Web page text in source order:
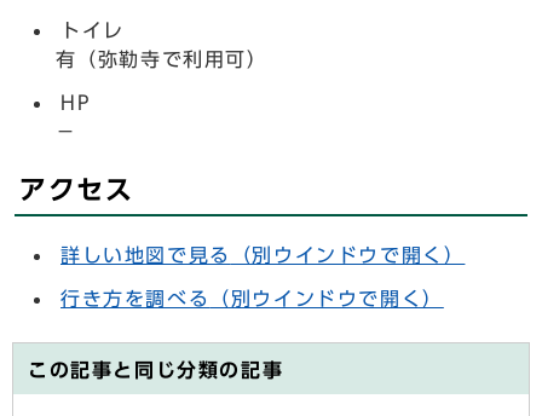
トイレ
有（弥勒寺で利用可）
HP
－
アクセス
詳しい地図で見る （別ウインドウで開く）
行き方を調べる （別ウインドウで開く）
この記事と同じ分類の記事